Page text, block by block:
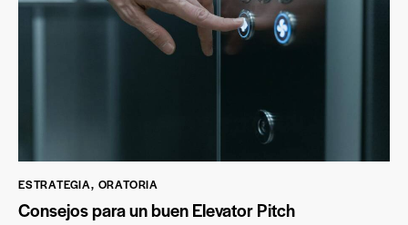
ESTRATEGIA, ORATORIA
Consejos para un buen Elevator Pitch